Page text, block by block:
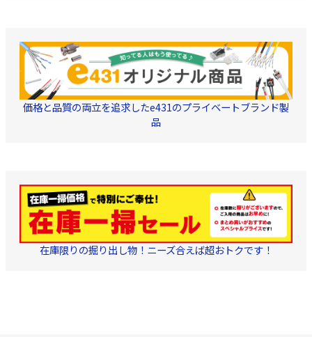
価格と品質の両立を追求したe431のプライベートブランド製
品
在庫限りの掘り出し物！ニーズ合えば超おトクです！